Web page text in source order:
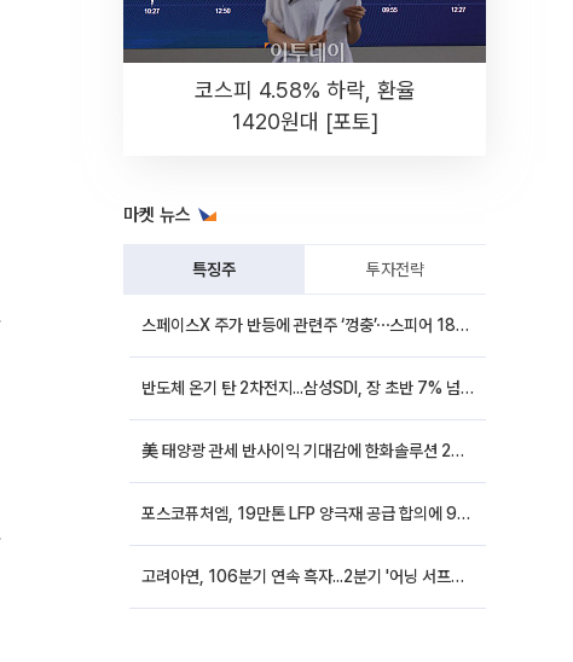
코스피 4.58% 하락, 환율
1420원대 [포토]
마켓 뉴스
특징주 투자전략
스페이스X 주가 반등에 관련주 ‘껑충’⋯스피어 18%ㆍ에이치브이엠 12%↑
반도체 온기 탄 2차전지...삼성SDI, 장 초반 7% 넘게 껑충
美 태양광 관세 반사이익 기대감에 한화솔루션 20%대·OCI홀딩스 14%대 급등
포스코퓨처엠, 19만톤 LFP 양극재 공급 합의에 9%대 강세
고려아연, 106분기 연속 흑자...2분기 '어닝 서프라이즈'에 장 초반 12%대 강세